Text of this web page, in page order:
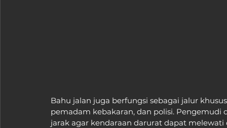
Bahu jalan juga berfungsi sebagai jalur
pemadam kebakaran, dan polisi.
jarak agar kendaraan darurat dapat melewati